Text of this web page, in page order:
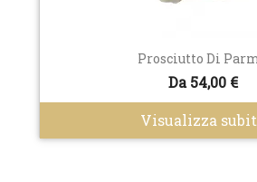
Prosciutto Di
Da 54,00 €
Visualizza